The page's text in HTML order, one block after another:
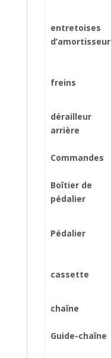
entretoises
d’amortisseur
freins
dérailleur
arrière
Commandes
Boîtier de
pédalier
Pédalier
cassette
chaîne
Guide-chaîne